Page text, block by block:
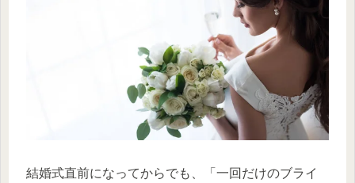
結婚式直前になってからでも、「一回だけのブライ